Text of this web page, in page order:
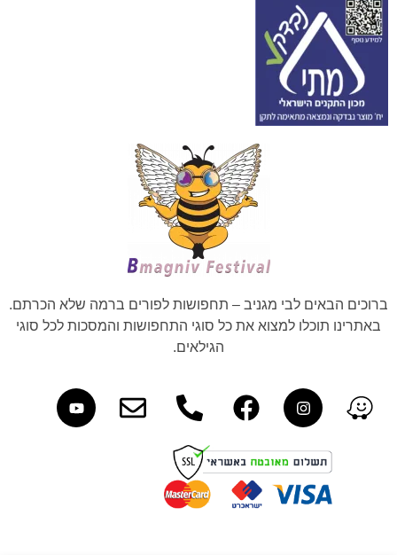
ברוכים הבאים לבי מגניב – תחפושות לפורים ברמה שלא הכרתם.
באתרינו תוכלו למצוא את כל סוגי התחפושות והמסכות לכל סוגי
הגילאים.